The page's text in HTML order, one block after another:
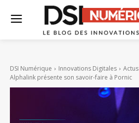
DSI Numérique Innovations Digitales Actus
Alphalink présente son savoir-faire à Pornic